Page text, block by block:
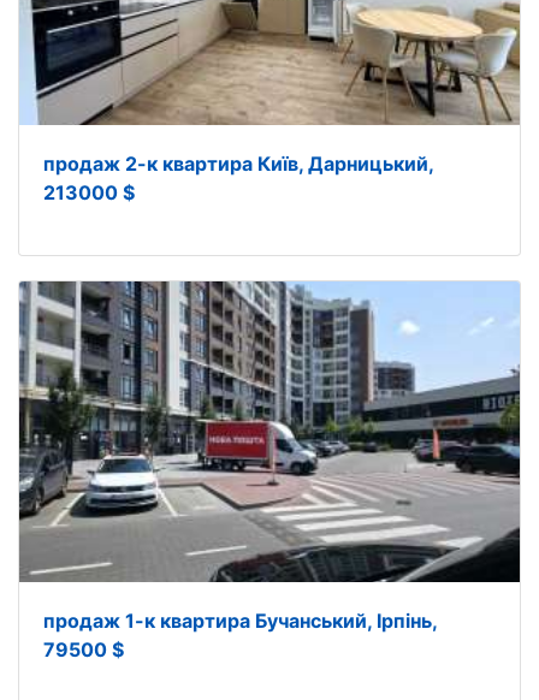
продаж 2-к квартира Київ, Дарницький,
213000 $
продаж 1-к квартира Бучанський, Ірпінь,
79500 $